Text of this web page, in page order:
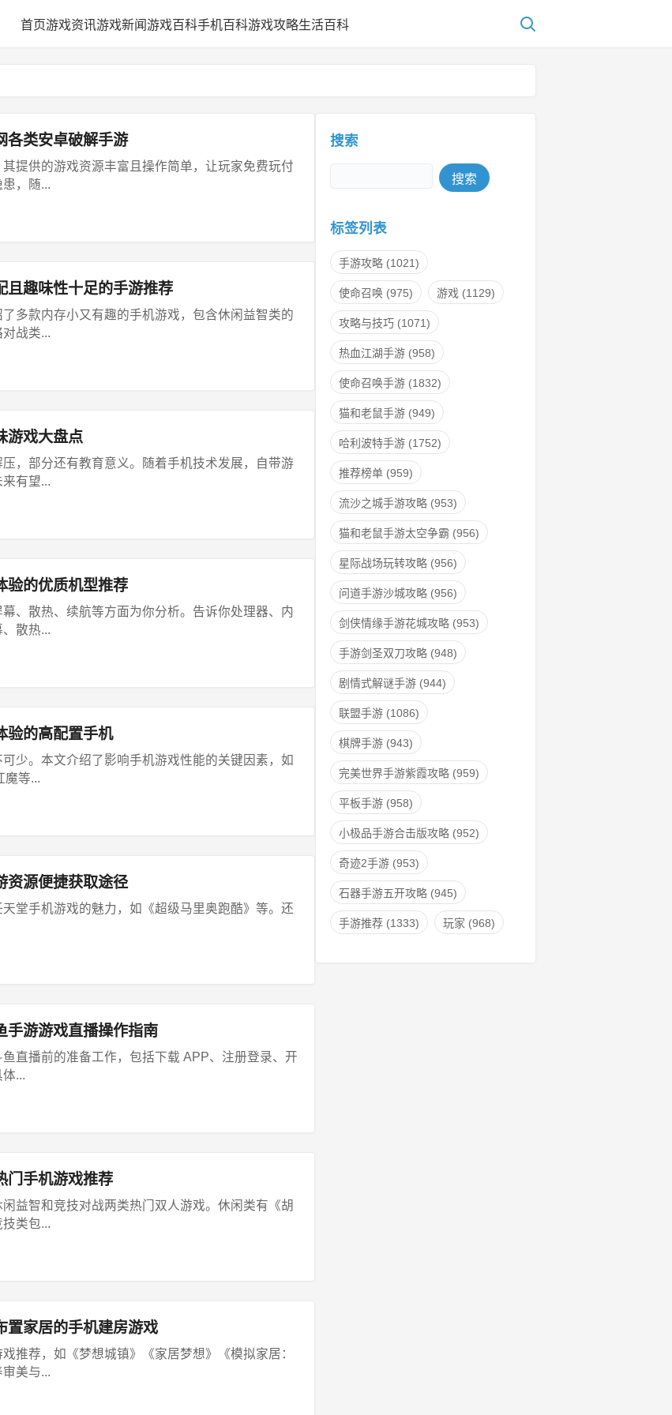
首页游戏资讯游戏新闻游戏百科手机百科游戏攻略生活百科
各类安卓破解手游
提供的游戏资源丰富且操作简单，让玩家免费玩付
，随...
且趣味性十足的手游推荐
多款内存小又有趣的手机游戏，包含休闲益智类的
战类...
游戏大盘点
，部分还有教育意义。随着手机技术发展，自带游
有望...
验的优质机型推荐
、散热、续航等方面为你分析。告诉你处理器、内
散热...
验的高配置手机
少。本文介绍了影响手机游戏性能的关键因素，如
魔等...
资源便捷获取途径
堂手机游戏的魅力，如《超级马里奥跑酷》等。还
手游游戏直播操作指南
直播前的准备工作，包括下载 APP、注册登录、开
...
门手机游戏推荐
益智和竞技对战两类热门双人游戏。休闲类有《胡
类包...
置家居的手机建房游戏
推荐，如《梦想城镇》《家居梦想》《模拟家居：
美与...
搜索
标签列表
手游攻略 (1021)
使命召唤 (975) 游戏 (1129)
攻略与技巧 (1071)
热血江湖手游 (958)
使命召唤手游 (1832)
猫和老鼠手游 (949)
哈利波特手游 (1752)
推荐榜单 (959)
流沙之城手游攻略 (953)
猫和老鼠手游太空争霸 (956)
星际战场玩转攻略 (956)
问道手游沙城攻略 (956)
剑侠情缘手游花城攻略 (953)
手游剑圣双刀攻略 (948)
剧情式解谜手游 (944)
联盟手游 (1086)
棋牌手游 (943)
完美世界手游紫霞攻略 (959)
平板手游 (958)
小极品手游合击版攻略 (952)
奇迹2手游 (953)
石器手游五开攻略 (945)
手游推荐 (1333) 玩家 (968)